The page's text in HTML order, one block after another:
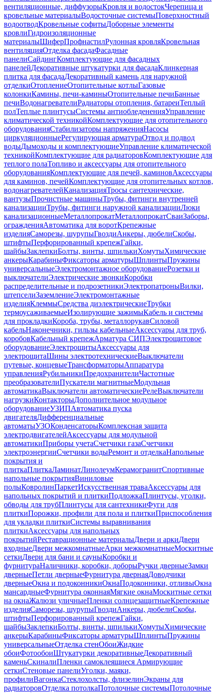
вентиляционные, диффузорыКровля и водостокЧерепица и
кровельные материалыВодосточные системыПоверхностный
водоотводКровельные софитыДоборные элементы
кровлиГидроизоляционные
материалыШиферПрофнастилРулонная кровляКровельная
вентиляцияОтделка фасадаФасадные
панелиСайдингКомплектующие для фасадных
панелейДекоративные штукатурки для фасадаКлинкерная
плитка для фасадаДекоративный камень для наружной
отделкиОтоплениеОтопительные котлыГазовые
колонкиКамины, печи-каминыОтопительные печиБанные
печиВодонагревателиРадиаторы отопления, батареиТеплый
полТеплые плинтусыСистемы антиобледененияУправление
климатической техникойКомплектующие для отопительного
оборудованияСтабилизаторы напряженияНасосы
циркуляционныеРегулирующая арматураОтвод и подвод
водыДымоходы и комплектующиеУправление климатической
техникойКомплектующие для радиаторовКомплектующие для
теплого полаТопливо и аксессуары для отопительного
оборудованияКомплектующие для печей, каминовАксессуары
для каминов, печейКомплектующие для отопительных котлов,
водонагревателейКанализацияТросы сантехнические,
вантузыПрочистные машиныТрубы, фитинги внутренней
канализацииТрубы, фитинги наружной канализацииЛюки
канализационныеМеталлопрокатМеталлопрокатСваиЗаборы,
огражденияАвтоматика для воротКрепежные
изделияСаморезы, шурупыГвоздиАнкеры, дюбелиСкобы,
штифтыПерфорированный крепежГайки,
шайбыЗаклепкиБолты, винты, шпилькиХомутыХимические
анкерыКарабиныФиксаторы арматурыШплинтыПружины
универсальныеЭлектромонтажное оборудованиеРозетки и
выключателиЭлектрические звонкиКоробки
распределительные и подрозетникиЭлектропатроныВилки,
штепселиЗаземлениеЭлектромонтажные
изделияКлеммыСредства диэлектрическиеТрубки
термоусаживаемыеИзолирующие зажимыКабель и системы
для прокладкиКороба, трубы, металлорукавСиловой
кабельНаконечники, гильзы кабельныеАксессуары для труб,
коробовКабельный крепежАрматура СИПЭлектрощитовое
оборудованиеЭлектрощитыАксессуары для
электрощитаШины электротехническиеВыключатели
путевые, концевыеТрансформаторыАппаратура
управленияРубильникиПредохранителиЧастотные
преобразователиПускатели магнитныеМодульная
автоматикаВыключатели автоматическиеРелеВыключатели
нагрузкиКонтакторыДополнительное модульное
оборудованиеУЗИПАвтоматика пуска
двигателяДифференциальные
автоматыУЗОКонденсаторыКомплексная защита
электродвигателейАксессуары для модульной
автоматикиПриборы учетаСчетчики газаСчетчики
электроэнергииСчетчики водыРемонт и отделкаНапольные
покрытия и
плиткаПлиткаЛаминатЛинолеумКерамогранитСпортивные
напольные покрытияВиниловые
полыКовролинПаркетИскусственная траваАксессуары для
напольных покрытий и плиткиПодложкаПлинтусы, уголки,
обводы для трубПлинтусы для сантехникиФуги для
плиткиПорожки, профили для пола и плиткиПриспособления
для укладки плиткиСистемы выравнивания
плиткиАксессуары для напольных
покрытийРеставрационные материалыДвери и аркиДвери
входныеДвери межкомнатныеАрки межкомнатныеМоскитные
сеткиДвери для бани и сауныКоробки и
фурнитураНаличники, коробки, доборыРучки дверныеЗамки
дверныеПетли дверныеФурнитура двернаяДоводчики
дверныеОкна и подоконникиОкнаПодоконники, отливыОкна
мансардныеФурнитура оконнаяМягкие окнаМоскитные сетки
на окнаЖалюзи уличныеПленки солнцезащитныеКрепежные
изделияСаморезы, шурупыГвоздиАнкеры, дюбелиСкобы,
штифтыПерфорированный крепежГайки,
шайбыЗаклепкиБолты, винты, шпилькиХомутыХимические
анкерыКарабиныФиксаторы арматурыШплинтыПружины
универсальныеОтделка стенОбоиЖидкие
обоиФотообоиШтукатурки декоративныеДекоративный
каменьСкиналиПленки самоклеящиеся Армирующие
сеткиСтеновые панелиУголки, маяки,
профилиВагонкаСтеклохолсты, флизелинЭкраны для
радиаторовОтделка потолкаПотолочные системыПотолочные